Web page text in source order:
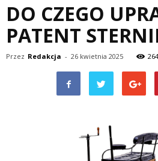
DO CZEGO
PATENT
Przez Redakcja - 26 kwietnia 2025 264